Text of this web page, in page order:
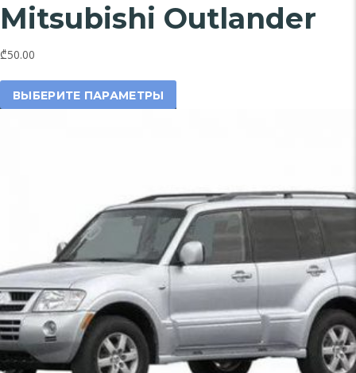
Mitsubishi Outlander
₾50.00
ВЫБЕРИТЕ ПАРАМЕТРЫ
имеет
выбрать
на
странице
товара.